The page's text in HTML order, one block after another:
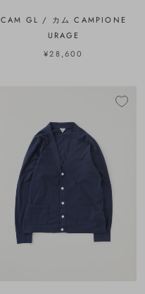
CAM GL / カム CAMPIONE
URAGE
¥28,600